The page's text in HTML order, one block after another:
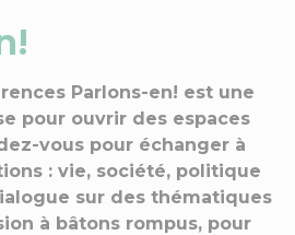
Parlons-en! est une
pour ouvrir des espaces
vous pour échanger à
: vie, société, politique
sur des thématiques
à bâtons rompus, pour